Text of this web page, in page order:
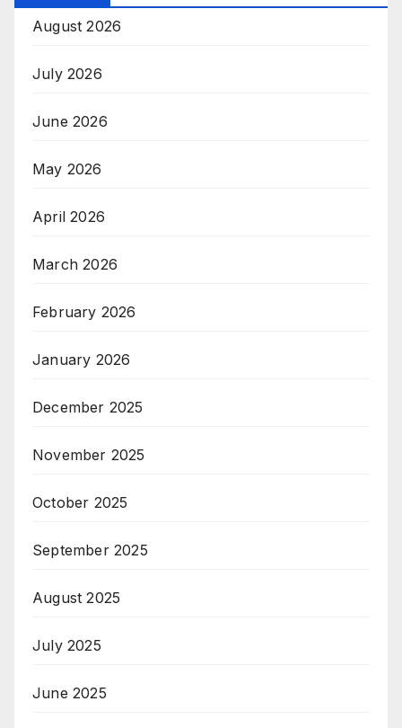
August 2026
July 2026
June 2026
May 2026
April 2026
March 2026
February 2026
January 2026
December 2025
November 2025
October 2025
September 2025
August 2025
July 2025
June 2025